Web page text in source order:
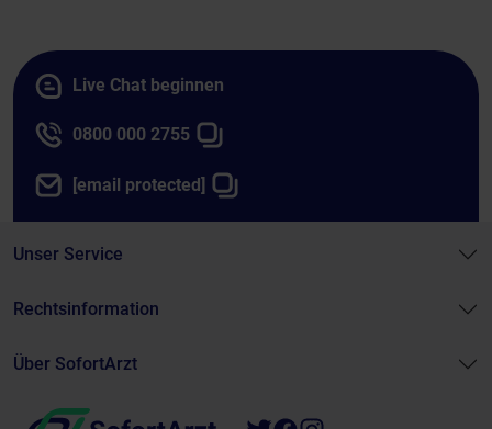
Live Chat beginnen
0800 000 2755
[email protected]
Unser Service
Rechtsinformation
Über SofortArzt